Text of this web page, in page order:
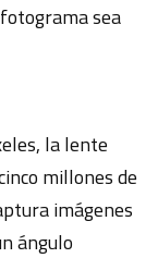
sea
la lente
millones de
imágenes
ángulo